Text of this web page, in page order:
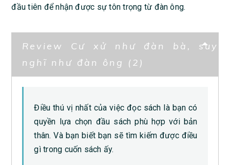
đầu tiên để nhận được sự tôn trọng từ đàn ông.
Review Cư xử như đàn bà, suy
nghĩ như đàn ông (2)
Điều thú vị nhất của việc đọc sách là bạn có
quyền lựa chọn đầu sách phù hợp với bản
thân. Và bạn biết bạn sẽ tìm kiếm được điều
gì trong cuốn sách ấy.